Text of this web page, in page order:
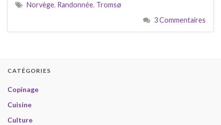
Norvège, Randonnée, Tromsø
3 Commentaires
CATÉGORIES
Copinage
Cuisine
Culture